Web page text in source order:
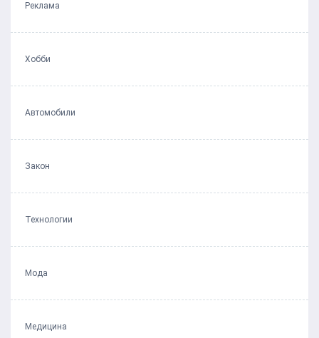
Реклама
Хобби
Автомобили
Закон
Технологии
Мода
Медицина